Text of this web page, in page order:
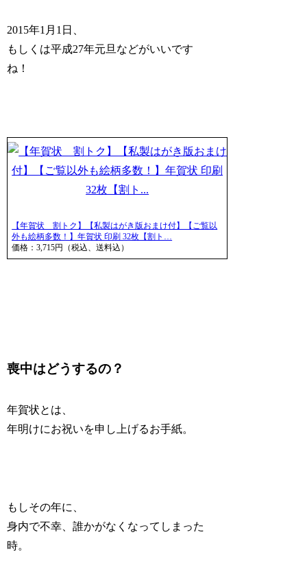
2015年1月1日、
もしくは平成27年元旦などがいいです
ね！
【年賀状 割トク】【私製はがき版おまけ付】【ご覧以
外も絵柄多数！】年賀状 印刷 32枚【割ト…
価格：3,715円（税込、送料込）
喪中はどうするの？
年賀状とは、
年明けにお祝いを申し上げるお手紙。
もしその年に、
身内で不幸、誰かがなくなってしまった
時。